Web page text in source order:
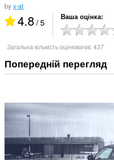
by x-at
4.8/ 5 Ваша оцінка
Загальна кількість оцінювачів:437
Попередній перегляд